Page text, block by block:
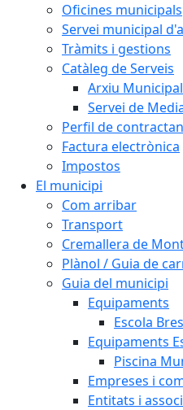
Oficines municipals
Servei municipal
Tràmits i gestions
Catàleg de Serveis
Arxiu
Servei de
Perfil de
Factura electrònica
Impostos
El municipi
Com arribar
Transport
Cremallera de
Plànol / Guia de
Guia del municipi
Equipaments
Escola
Equipaments
Piscina
Empreses i
Entitats i